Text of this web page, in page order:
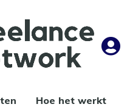
Hoe het werkt